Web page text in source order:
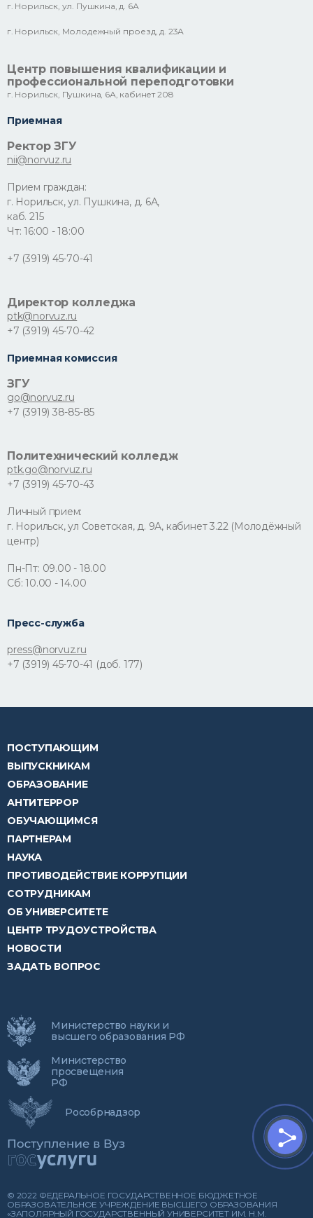
г. Норильск, ул. Пушкина, д. 6А
г. Норильск, Молодежный проезд, д. 23А
Центр повышения квалификации и
профессиональной переподготовки
г. Норильск, Пушкина, 6А, кабинет 208
Приемная
Ректор ЗГУ
nii@norvuz.ru
Прием граждан:
г. Норильск, ул. Пушкина, д. 6А,
каб. 215
Чт: 16:00 - 18:00
+7 (3919) 45-70-41
Директор колледжа
ptk@norvuz.ru
+7 (3919) 45-70-42
Приемная комиссия
ЗГУ
go@norvuz.ru
+7 (3919) 38-85-85
Политехнический колледж
ptk.go@norvuz.ru
+7 (3919) 45-70-43
Личный прием:
г. Норильск, ул Советская, д. 9А, кабинет 3.22 (Молодёжный
центр)
Пн-Пт: 09.00 - 18.00
Сб: 10.00 - 14.00
Пресс-служба
press@norvuz.ru
+7 (3919) 45-70-41 (доб. 177)
ПОСТУПАЮЩИМ
ВЫПУСКНИКАМ
ОБРАЗОВАНИЕ
АНТИТЕРРОР
ОБУЧАЮЩИМСЯ
ПАРТНЕРАМ
НАУКА
ПРОТИВОДЕЙСТВИЕ КОРРУПЦИИ
СОТРУДНИКАМ
ОБ УНИВЕРСИТЕТЕ
ЦЕНТР ТРУДОУСТРОЙСТВА
НОВОСТИ
ЗАДАТЬ ВОПРОС
Министерство науки и
высшего образования РФ
Министерство
просвещения
РФ
Рособрнадзор
© 2022 ФЕДЕРАЛЬНОЕ ГОСУДАРСТВЕННОЕ БЮДЖЕТНОЕ
ОБРАЗОВАТЕЛЬНОЕ УЧРЕЖДЕНИЕ ВЫСШЕГО ОБРАЗОВАНИЯ
«ЗАПОЛЯРНЫЙ ГОСУДАРСТВЕННЫЙ УНИВЕРСИТЕТ ИМ. Н.М.